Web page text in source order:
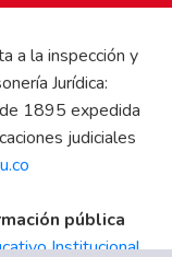
a la inspección y
Jurídica:
1895 expedida
judiciales
pública
Institucional